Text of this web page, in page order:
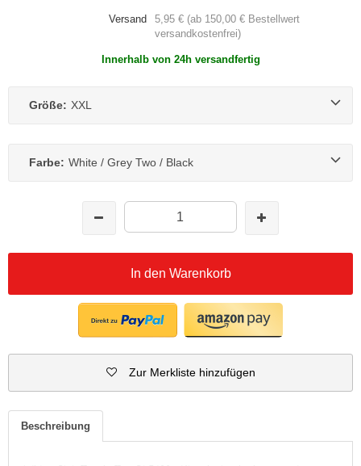
Versand
5,95 € (ab 150,00 € Bestellwert
versandkostenfrei)
Innerhalb von 24h versandfertig
Größe: XXL
Farbe: White / Grey Two / Black
In den Warenkorb
Zur Merkliste hinzufügen
Beschreibung